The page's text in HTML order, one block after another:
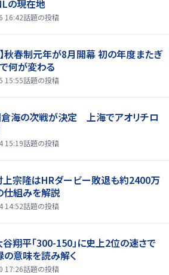
の現在地
16:42話題の投稿
】秋春制元年が8月開幕 初の年度またぎ
何が変わる
15:55話題の投稿
倉海の次戦が決定 上海でアオリチロ
15:19話題の投稿
上宗隆はHRダービー敗退も約2400万
仕組みを解説
14:52話題の投稿
谷翔平「300-150」に史上2位の速さで
意味を読み解く
17:26話題の投稿